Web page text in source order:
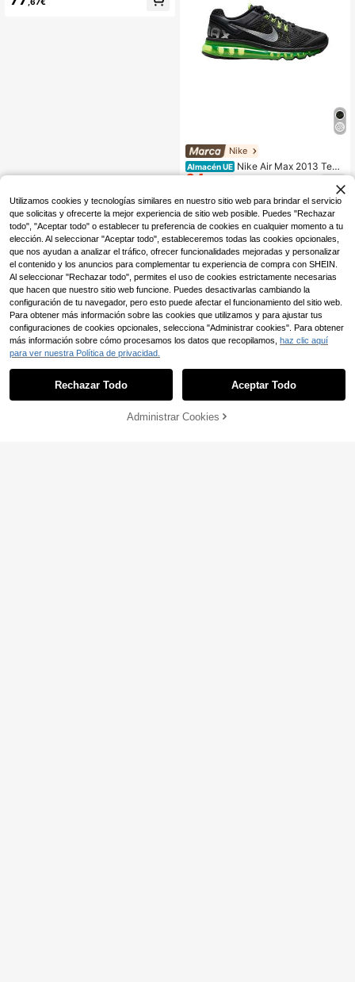
nsive Daily Shopping Casual White
Nike
Almacén UE Nike Air Max 2013 Teen
Sneakers Responsive Durable Clas
sic School Office Shopping Black 5
55426-003
64
COMPRAR AHORA AÑADIR A LA BOLSA
Utilizamos cookies y tecnologías similares en nuestro sitio web para brindar el servicio
que solicitas y ofrecerte la mejor experiencia de sitio web posible. Puedes "Rechazar
todo", "Aceptar todo" o establecer tu preferencia de cookies en cualquier momento a tu
elección. Al seleccionar "Aceptar todo", estableceremos todas las cookies opcionales,
que nos ayudan a analizar el tráfico, ofrecer funcionalidades mejoradas y personalizar
el contenido y los anuncios para complementar tu experiencia de compra con SHEIN.
Al seleccionar "Rechazar todo", permites el uso de cookies estrictamente necesarias
que hacen que nuestro sitio web funcione. Puedes desactivarlas cambiando la
configuración de tu navegador, pero esto puede afectar el funcionamiento del sitio web.
Para obtener más información sobre las cookies que utilizamos y para ajustar tus
configuraciones de cookies opcionales, selecciona "Administrar cookies". Para obtener
más información sobre cómo procesamos los datos que recopilamos, haz clic aquí
para ver nuestra Política de privacidad.
Rechazar Todo Aceptar Todo
Administrar Cookies